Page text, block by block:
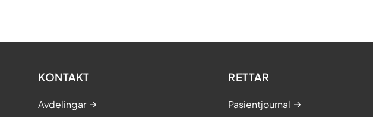
KONTAKT
Avdelingar
RETTAR
Pasientjournal